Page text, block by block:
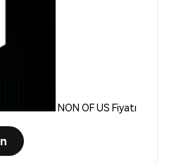
NON OF US Fiyatı